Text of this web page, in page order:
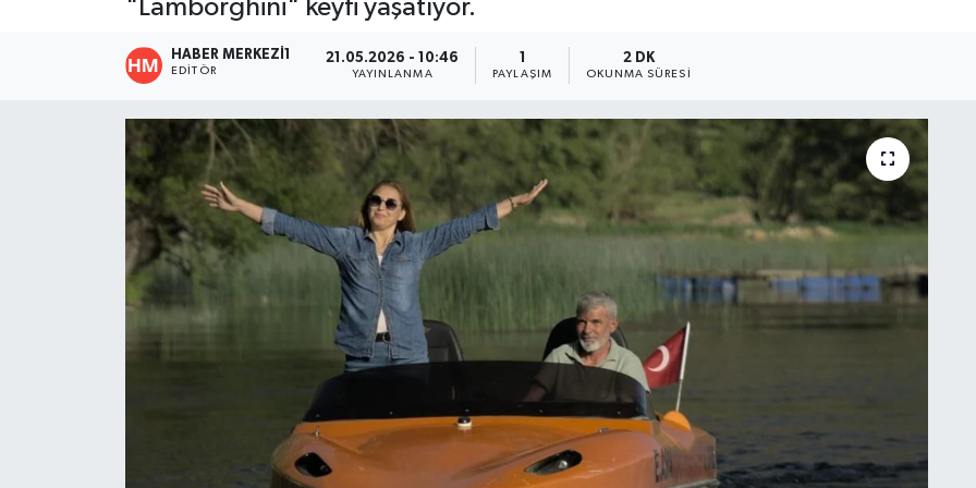
"Lamborghini" keyfi yaşatıyor.
HABER MERKEZI1
EDITÖR
21.05.2026 - 10:46
YAYINLANMA
1
PAYLAŞIM
2 DK
OKUNMA SÜRESI
RESMİ REKLAM